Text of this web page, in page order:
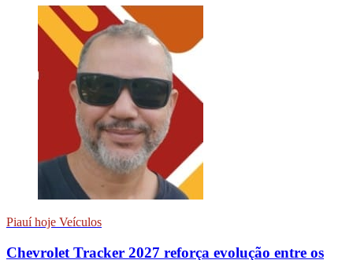
Piauí hoje Veículos
Chevrolet Tracker 2027 reforça evolução entre os